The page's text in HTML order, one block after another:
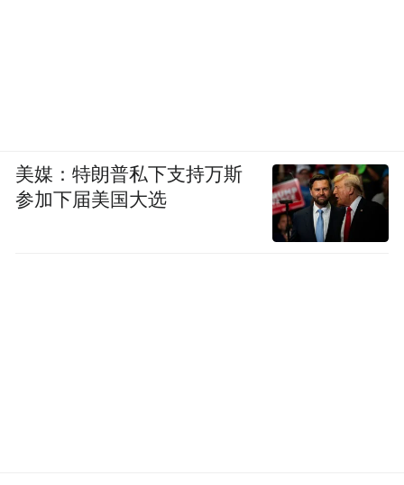
美媒：特朗普私下支持万斯
参加下届美国大选